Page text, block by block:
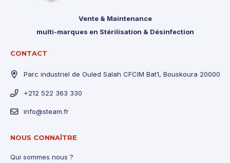
Vente & Maintenance
multi-marques en Stérilisation & Désinfection
CONTACT
Parc industriel de Ouled Salah CFCIM Bat1, Bouskoura 20000
+212 522 363 330
info@steam.fr
NOUS CONNAÎTRE
Qui sommes nous ?